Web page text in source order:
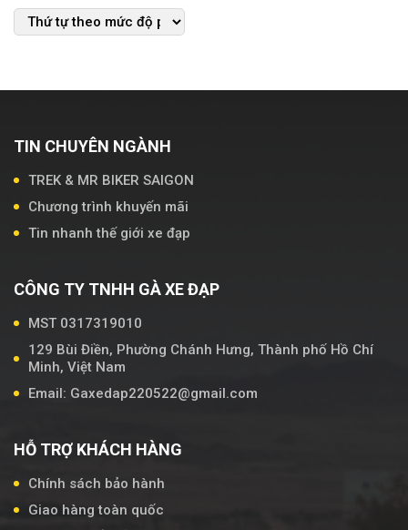
TIN CHUYÊN NGÀNH
TREK & MR BIKER SAIGON
Chương trình khuyến mãi
Tin nhanh thế giới xe đạp
CÔNG TY TNHH GÀ XE ĐẠP
MST 0317319010
129 Bùi Điền, Phường Chánh Hưng, Thành phố Hồ Chí
Minh, Việt Nam
Email: Gaxedap220522@gmail.com
HỖ TRỢ KHÁCH HÀNG
Chính sách bảo hành
Giao hàng toàn quốc